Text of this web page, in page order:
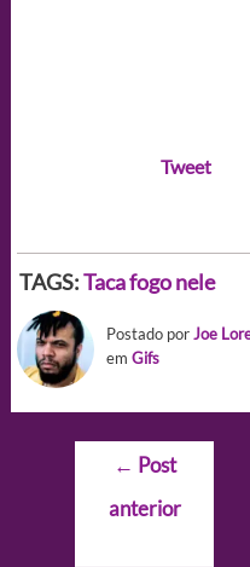
Tweet
TAGS:Taca fogo nele
Postado porJoe
em Gifs
Navegação
Post
← Post
anterior